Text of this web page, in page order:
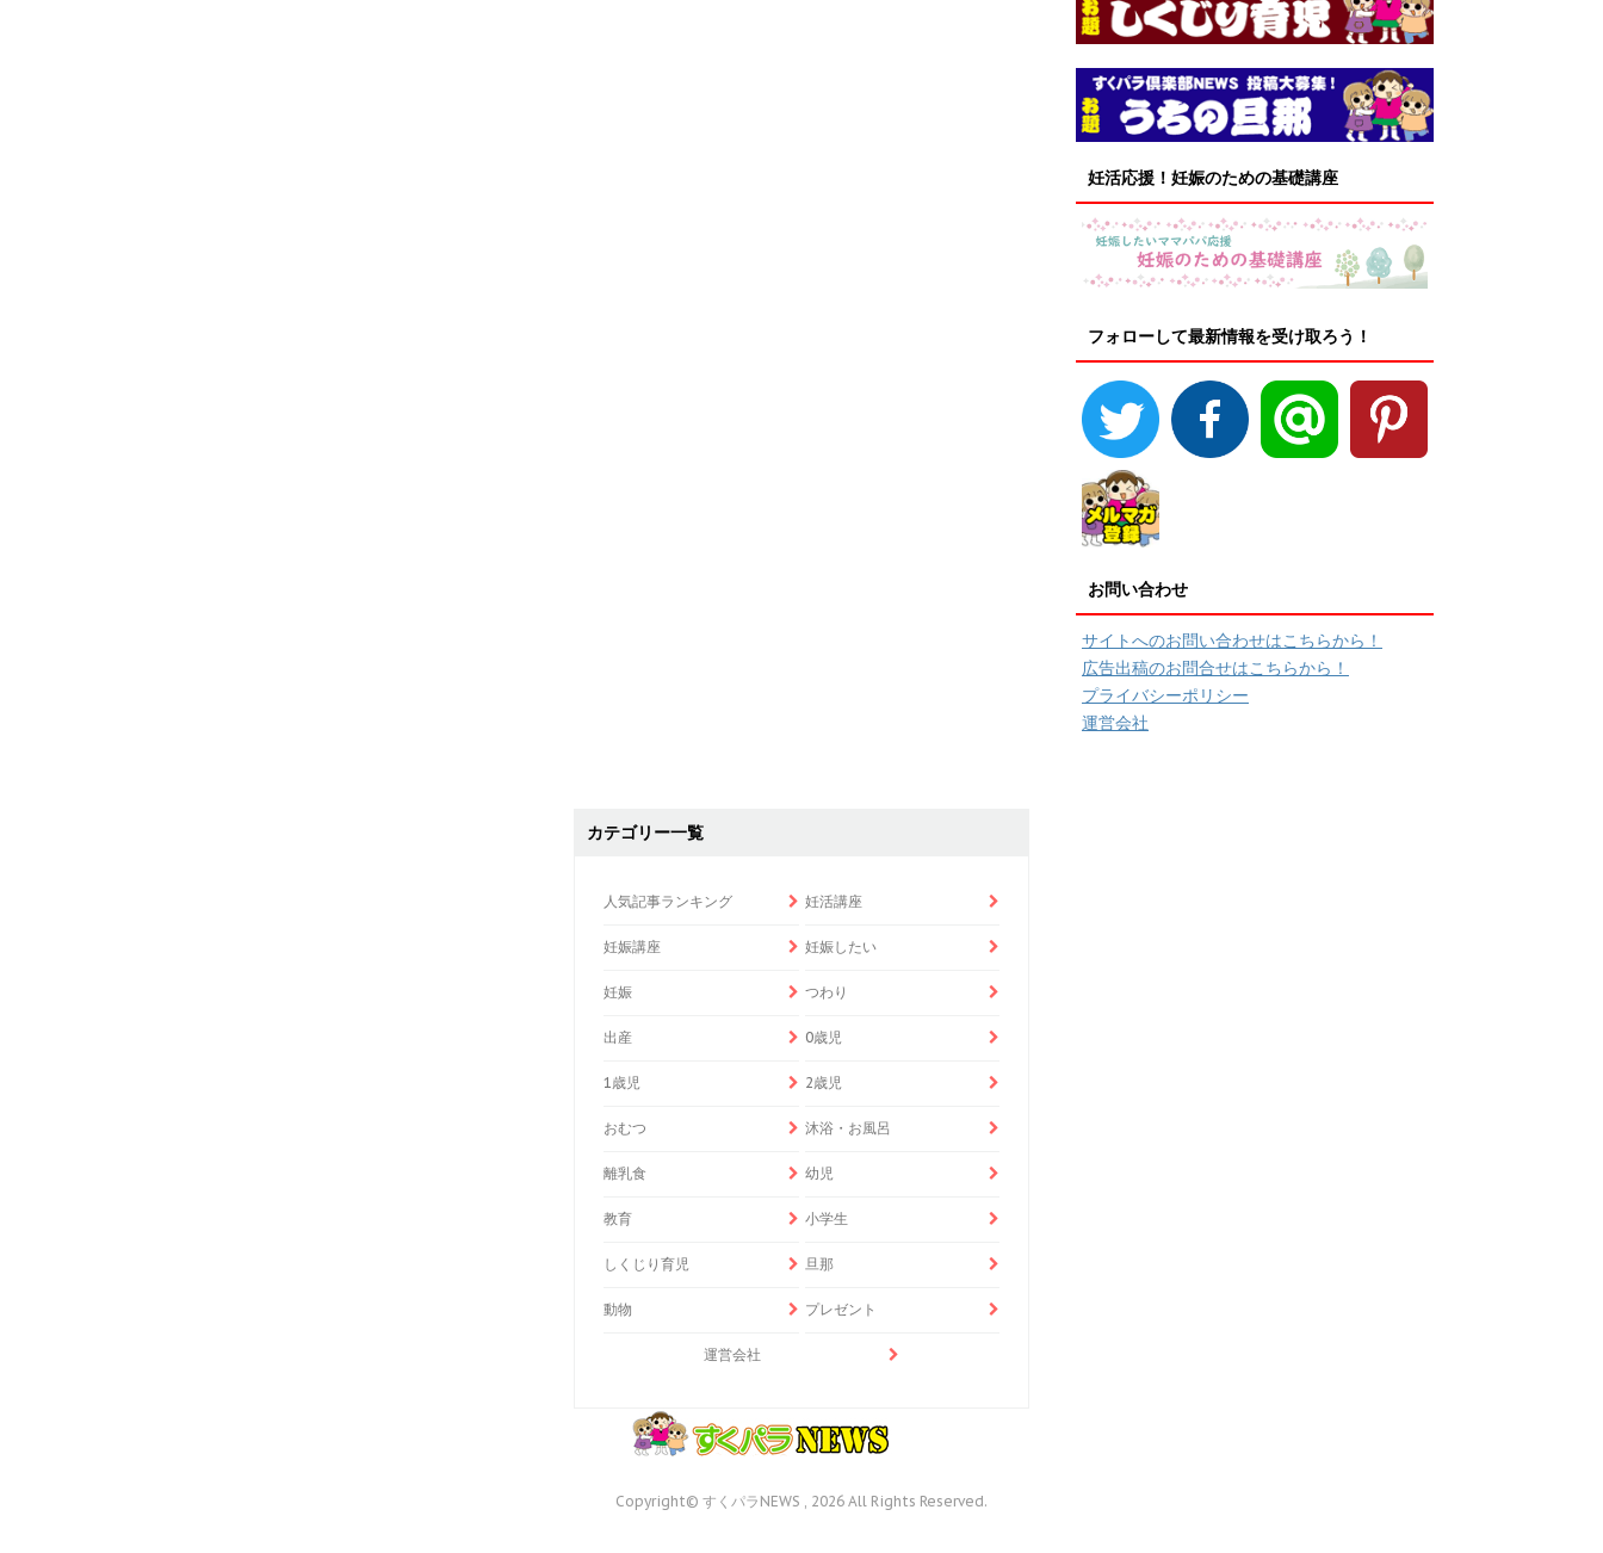
妊活応援！妊娠のための基礎講座
フォローして最新情報を受け取ろう！
お問い合わせ
サイトへのお問い合わせはこちらから！
広告出稿のお問合せはこちらから！
プライバシーポリシー
運営会社
カテゴリー一覧
人気記事ランキング 妊活講座
妊娠講座 妊娠したい
妊娠 つわり
出産 0歳児
1歳児 2歳児
おむつ 沐浴・お風呂
離乳食 幼児
教育 小学生
しくじり育児 旦那
動物 プレゼント
運営会社
Copyright© すくパラNEWS , 2026 All Rights Reserved.